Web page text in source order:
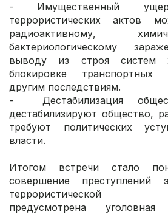
- Имущественный
террористических актов
радиоактивному,
бактериологическому
выводу из строя систем
блокировке
другим последствиям.
- Дестабилизация
дестабилизируют общество,
требуют политических
власти.
Итогом встречи стало
совершение преступлений
террористической
предусмотрена уголовная